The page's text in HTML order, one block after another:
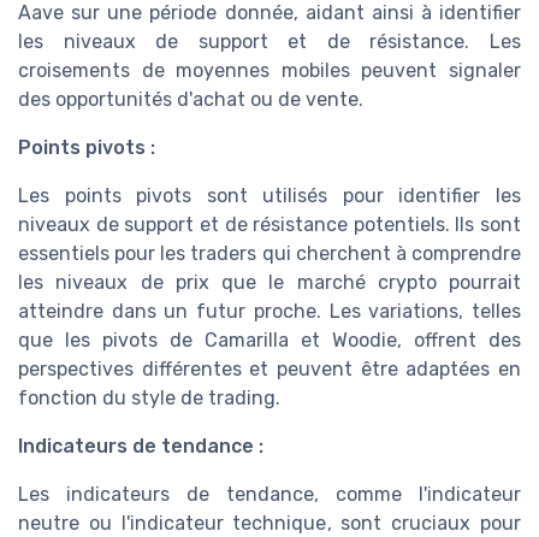
Aave sur une période donnée, aidant ainsi à identifier
les niveaux de support et de résistance. Les
croisements de moyennes mobiles peuvent signaler
des opportunités d'achat ou de vente.
Points pivots :
Les points pivots sont utilisés pour identifier les
niveaux de support et de résistance potentiels. Ils sont
essentiels pour les traders qui cherchent à comprendre
les niveaux de prix que le marché crypto pourrait
atteindre dans un futur proche. Les variations, telles
que les pivots de Camarilla et Woodie, offrent des
perspectives différentes et peuvent être adaptées en
fonction du style de trading.
Indicateurs de tendance :
Les indicateurs de tendance, comme l'indicateur
neutre ou l'indicateur technique, sont cruciaux pour